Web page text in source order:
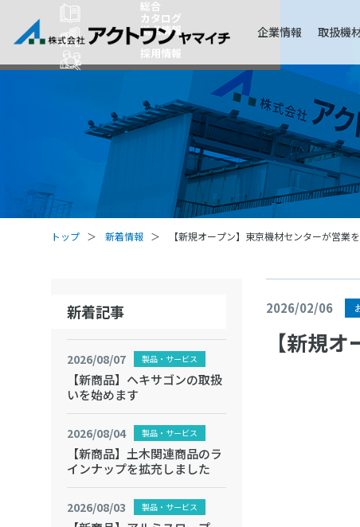
総合
カタログ
拠点情報
採用情報
企業情報 取扱機
トップ 新着情報 【新規オープン】東京機材センターが営業
2026/02/06
【新規
新着記事
2026/08/07 製品・サービス
【新商品】ヘキサゴンの取扱
いを始めます
2026/08/04 製品・サービス
【新商品】土木関連商品のラ
インナップを拡充しました
2026/08/03 製品・サービス